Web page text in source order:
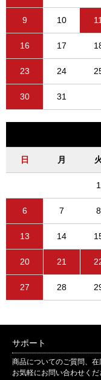
9 10 11
16 17
23 24
30 31
日 月
1
6 7 8
13 14
20 21
27 28
サポート
商品についてのご質問、在
お気軽にお問い合わせくだ